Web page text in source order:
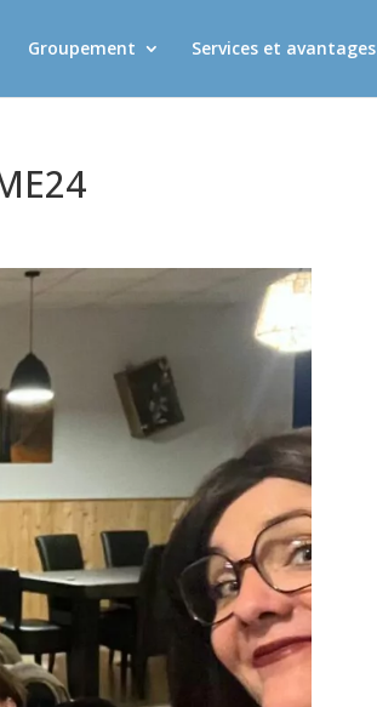
Groupement Services et avantages